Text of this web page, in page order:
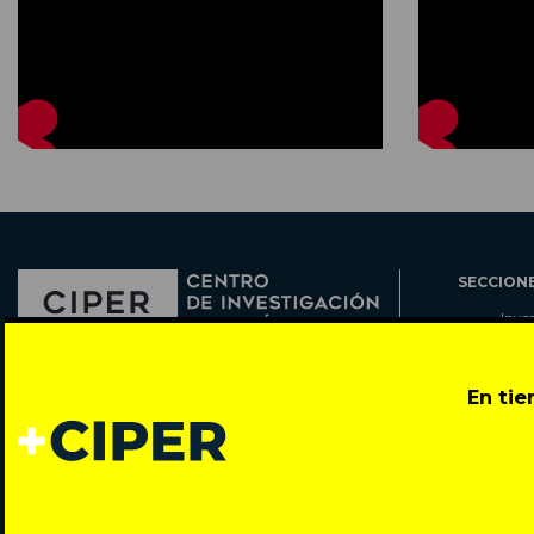
En
Todos los derechos reservados © 2007-2026